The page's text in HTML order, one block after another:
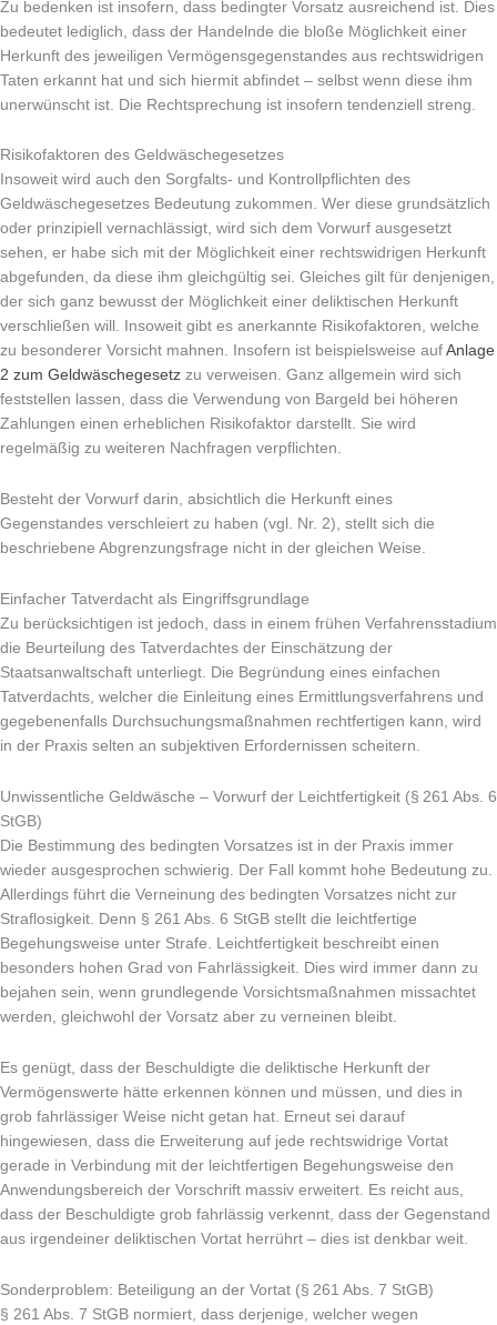
Zu bedenken ist insofern, dass bedingter Vorsatz ausreichend ist. Dies
bedeutet lediglich, dass der Handelnde die bloße Möglichkeit einer
Herkunft des jeweiligen Vermögensgegenstandes aus rechtswidrigen
Taten erkannt hat und sich hiermit abfindet – selbst wenn diese ihm
unerwünscht ist. Die Rechtsprechung ist insofern tendenziell streng.
Risikofaktoren des Geldwäschegesetzes
Insoweit wird auch den Sorgfalts- und Kontrollpflichten des
Geldwäschegesetzes Bedeutung zukommen. Wer diese grundsätzlich
oder prinzipiell vernachlässigt, wird sich dem Vorwurf ausgesetzt
sehen, er habe sich mit der Möglichkeit einer rechtswidrigen Herkunft
abgefunden, da diese ihm gleichgültig sei. Gleiches gilt für denjenigen,
der sich ganz bewusst der Möglichkeit einer deliktischen Herkunft
verschließen will. Insoweit gibt es anerkannte Risikofaktoren, welche
zu besonderer Vorsicht mahnen. Insofern ist beispielsweise auf Anlage
2 zum Geldwäschegesetz zu verweisen. Ganz allgemein wird sich
feststellen lassen, dass die Verwendung von Bargeld bei höheren
Zahlungen einen erheblichen Risikofaktor darstellt. Sie wird
regelmäßig zu weiteren Nachfragen verpflichten.
Besteht der Vorwurf darin, absichtlich die Herkunft eines
Gegenstandes verschleiert zu haben (vgl. Nr. 2), stellt sich die
beschriebene Abgrenzungsfrage nicht in der gleichen Weise.
Einfacher Tatverdacht als Eingriffsgrundlage
Zu berücksichtigen ist jedoch, dass in einem frühen Verfahrensstadium
die Beurteilung des Tatverdachtes der Einschätzung der
Staatsanwaltschaft unterliegt. Die Begründung eines einfachen
Tatverdachts, welcher die Einleitung eines Ermittlungsverfahrens und
gegebenenfalls Durchsuchungsmaßnahmen rechtfertigen kann, wird
in der Praxis selten an subjektiven Erfordernissen scheitern.
Unwissentliche Geldwäsche – Vorwurf der Leichtfertigkeit (§ 261 Abs. 6
StGB)
Die Bestimmung des bedingten Vorsatzes ist in der Praxis immer
wieder ausgesprochen schwierig. Der Fall kommt hohe Bedeutung zu.
Allerdings führt die Verneinung des bedingten Vorsatzes nicht zur
Straflosigkeit. Denn § 261 Abs. 6 StGB stellt die leichtfertige
Begehungsweise unter Strafe. Leichtfertigkeit beschreibt einen
besonders hohen Grad von Fahrlässigkeit. Dies wird immer dann zu
bejahen sein, wenn grundlegende Vorsichtsmaßnahmen missachtet
werden, gleichwohl der Vorsatz aber zu verneinen bleibt.
Es genügt, dass der Beschuldigte die deliktische Herkunft der
Vermögenswerte hätte erkennen können und müssen, und dies in
grob fahrlässiger Weise nicht getan hat. Erneut sei darauf
hingewiesen, dass die Erweiterung auf jede rechtswidrige Vortat
gerade in Verbindung mit der leichtfertigen Begehungsweise den
Anwendungsbereich der Vorschrift massiv erweitert. Es reicht aus,
dass der Beschuldigte grob fahrlässig verkennt, dass der Gegenstand
aus irgendeiner deliktischen Vortat herrührt – dies ist denkbar weit.
Sonderproblem: Beteiligung an der Vortat (§ 261 Abs. 7 StGB)
§ 261 Abs. 7 StGB normiert, dass derjenige, welcher wegen